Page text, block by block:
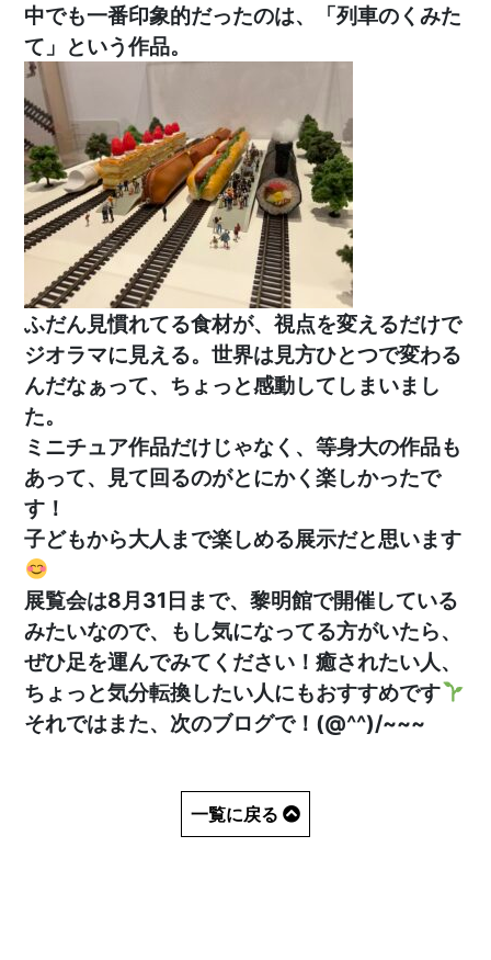
中でも一番印象的だったのは、「列車のくみた
て」という作品。
ふだん見慣れてる食材が、視点を変えるだけで
ジオラマに見える。世界は見方ひとつで変わる
んだなぁって、ちょっと感動してしまいまし
た。
ミニチュア作品だけじゃなく、等身大の作品も
あって、見て回るのがとにかく楽しかったで
す！
子どもから大人まで楽しめる展示だと思います
展覧会は8月31日まで、黎明館で開催している
みたいなので、もし気になってる方がいたら、
ぜひ足を運んでみてください！癒されたい人、
ちょっと気分転換したい人にもおすすめです
それではまた、次のブログで！(@^^)/~~~
一覧に戻る